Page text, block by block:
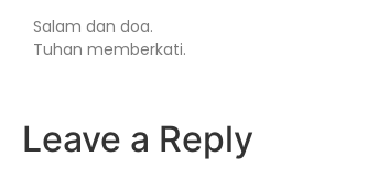
Salam dan doa.
Tuhan memberkati.
Leave a Reply